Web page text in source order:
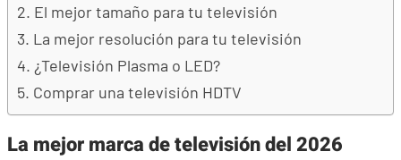
El mejor tamaño para tu televisión
La mejor resolución para tu televisión
¿Televisión Plasma o LED?
Comprar una televisión HDTV
La mejor marca de televisión del 2026